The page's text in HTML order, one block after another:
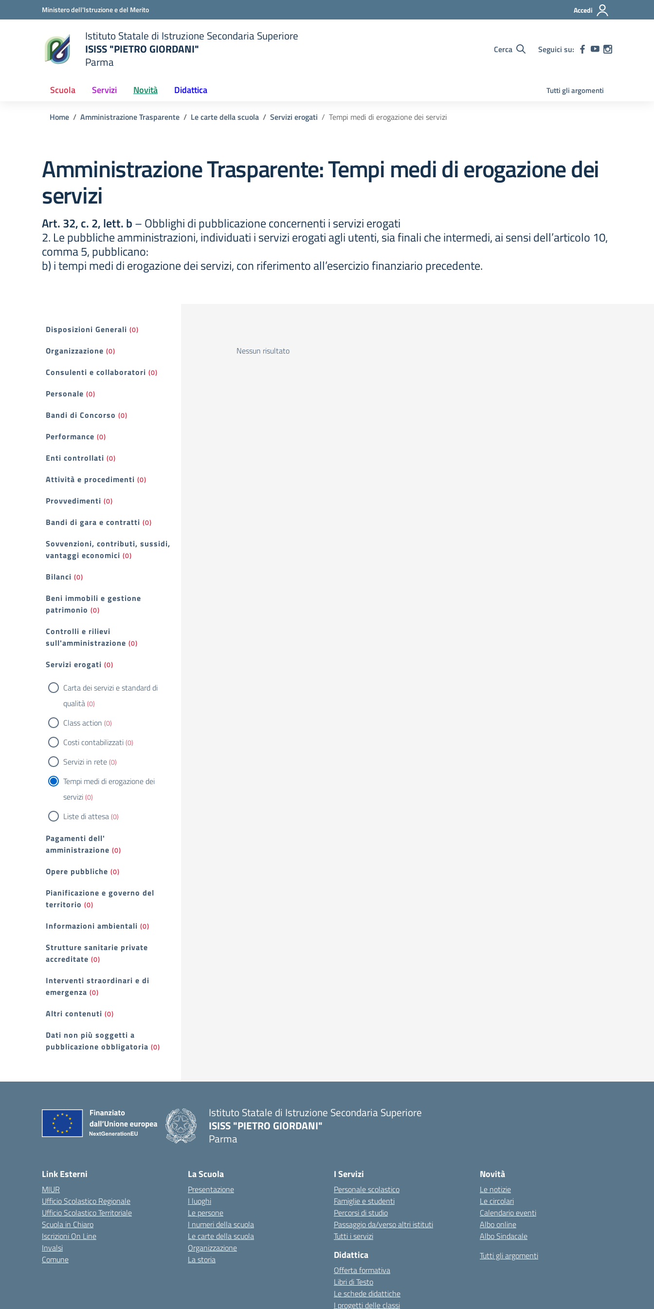
Vai ai contenuti
Vai al menu di navigazioneMinistero dell'Istruzione e del Merito Accedi
Istituto Statale di Istruzione Secondaria Superiore
ISISS "PIETRO GIORDANI"
Parma
Cerca Seguici su:
Scuola Servizi Novità Didattica Tutti gli argomenti
Home Amministrazione Trasparente Le carte della scuola Servizi erogati Tempi medi di erogazione dei servizi
Amministrazione Trasparente:Tempi medi di erogazione dei
servizi
Art. 32, c. 2, lett. b– Obblighi di pubblicazione concernenti i servizi erogati
2. Le pubbliche amministrazioni, individuati i servizi erogati agli utenti, sia finali che intermedi, ai sensi dell’articolo 10,
comma 5, pubblicano:
b) i tempi medi di erogazione dei servizi, con riferimento all’esercizio finanziario precedente.
Filtri
Disposizioni Generali (0)
Organizzazione (0)
Consulenti e collaboratori (0)
Personale (0)
Bandi di Concorso (0)
Performance (0)
Enti controllati (0)
Attività e procedimenti (0)
Provvedimenti (0)
Bandi di gara e contratti (0)
Sovvenzioni, contributi, sussidi,
vantaggi economici (0)
Bilanci (0)
Beni immobili e gestione
patrimonio (0)
Controlli e rilievi
sull'amministrazione (0)
Servizi erogati (0)
Carta dei servizi e standard di
qualità(0)
Class action (0)
Costi contabilizzati(0)
Servizi in rete(0)
Tempi medi di erogazione dei
servizi(0)
Liste di attesa(0)
Pagamenti dell'
amministrazione (0)
Opere pubbliche (0)
Pianificazione e governo del
territorio (0)
Informazioni ambientali (0)
Strutture sanitarie private
accreditate (0)
Interventi straordinari e di
emergenza (0)
Altri contenuti (0)
Dati non più soggetti a
pubblicazione obbligatoria (0)
Nessun risultato
Istituto Statale di Istruzione Secondaria Superiore
ISISS "PIETRO GIORDANI"
Parma
Link Esterni
MIUR
Ufficio Scolastico Regionale
Ufficio Scolastico Territoriale
Scuola in Chiaro
Iscrizioni On Line
Invalsi
Comune
La Scuola
Presentazione
I luoghi
Le persone
I numeri della scuola
Le carte della scuola
Organizzazione
La storia
I Servizi
Personale scolastico
Famiglie e studenti
Percorsi di studio
Passaggio da/verso altri istituti
Tutti i servizi
Didattica
Offerta formativa
Libri di Testo
Le schede didattiche
I progetti delle classi
Novità
Le notizie
Le circolari
Calendario eventi
Albo online
Albo Sindacale
Tutti gli argomenti